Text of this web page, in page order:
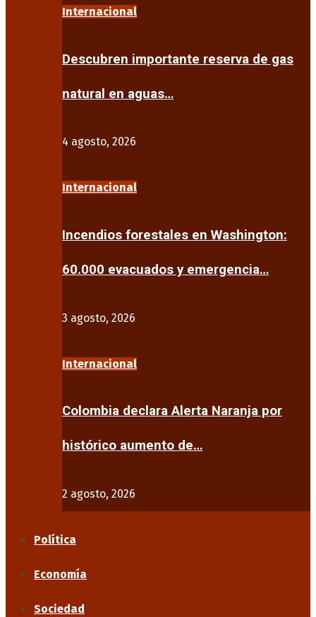
Internacional
Descubren importante reserva de gas
natural en aguas…
4 agosto, 2026
Internacional
Incendios forestales en Washington:
60.000 evacuados y emergencia…
3 agosto, 2026
Internacional
Colombia declara Alerta Naranja por
histórico aumento de…
2 agosto, 2026
Política
Economía
Sociedad